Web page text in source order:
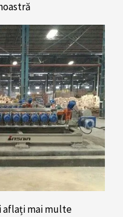
aflați mai multe